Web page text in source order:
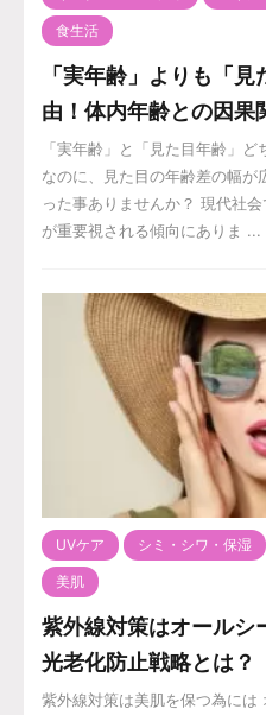
食生活
「実年齢」よりも「
由！体内年齢との因果
「実年齢」と「見た目年齢」
なのに、見た目の年齢差の幅
った事ありませんか？ 現代社
が重要視される傾向にありま ...
UVケア シミ・シワ・保湿
美肌
紫外線対策はオールシ
光老化防止戦略とは？
紫外線対策は美肌を保つ為には